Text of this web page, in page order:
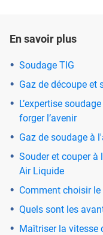
En savoir plus
Soudage TIG
Gaz de découpe et
L’expertise
forger l’avenir
Gaz de soudage à
Souder et couper
Air Liquide
Comment choisir le
Quels sont les
Maîtriser la vitesse